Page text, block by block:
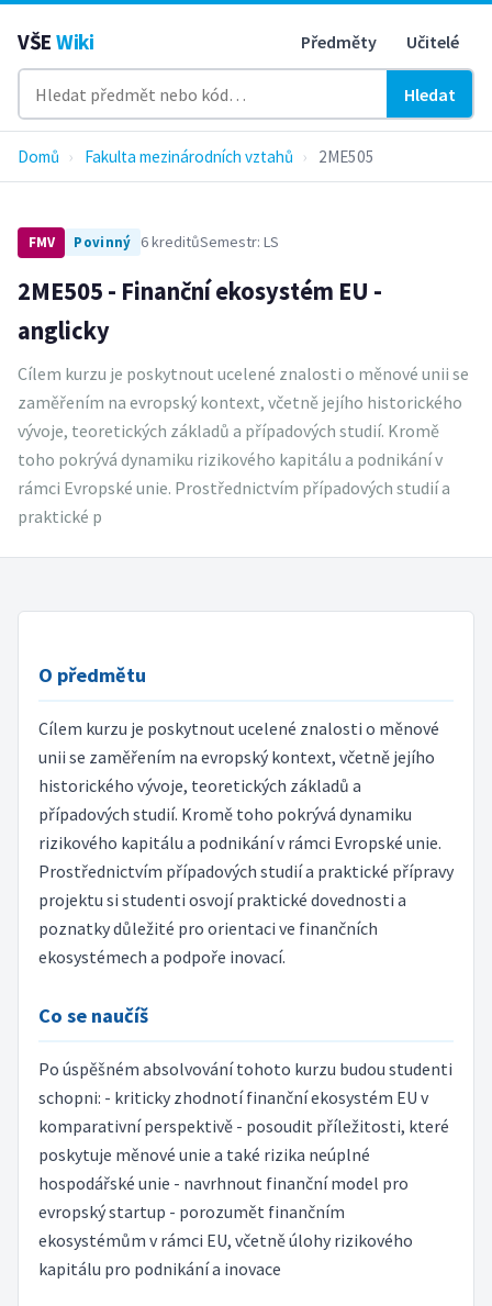
VŠE Wiki Předměty Učitelé
Hledat
Domů › Fakulta mezinárodních vztahů › 2ME505
FMV Povinný 6 kreditůSemestr: LS
2ME505 - Finanční ekosystém EU -
anglicky
Cílem kurzu je poskytnout ucelené znalosti o měnové unii se
zaměřením na evropský kontext, včetně jejího historického
vývoje, teoretických základů a případových studií. Kromě
toho pokrývá dynamiku rizikového kapitálu a podnikání v
rámci Evropské unie. Prostřednictvím případových studií a
praktické p
O předmětu
Cílem kurzu je poskytnout ucelené znalosti o měnové
unii se zaměřením na evropský kontext, včetně jejího
historického vývoje, teoretických základů a
případových studií. Kromě toho pokrývá dynamiku
rizikového kapitálu a podnikání v rámci Evropské unie.
Prostřednictvím případových studií a praktické přípravy
projektu si studenti osvojí praktické dovednosti a
poznatky důležité pro orientaci ve finančních
ekosystémech a podpoře inovací.
Co se naučíš
Po úspěšném absolvování tohoto kurzu budou studenti
schopni: - kriticky zhodnotí finanční ekosystém EU v
komparativní perspektivě - posoudit příležitosti, které
poskytuje měnové unie a také rizika neúplné
hospodářské unie - navrhnout finanční model pro
evropský startup - porozumět finančním
ekosystémům v rámci EU, včetně úlohy rizikového
kapitálu pro podnikání a inovace